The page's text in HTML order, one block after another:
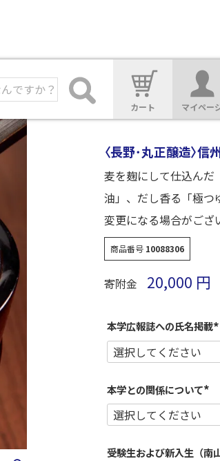
カート マイペー
〈長野･丸正醸造〉
麦を麹にして仕込んだ
油」、だし香る「極
変更になる場合がござ
商品番号 10088306
寄附金 20,000
本学広報誌への氏名掲載
(
本学との関係について
(
)
受験生および新入生（南